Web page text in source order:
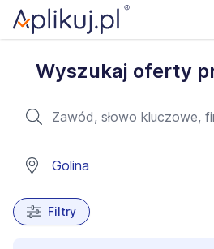
Wyszukaj oferty
Filtry